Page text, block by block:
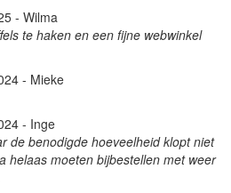
- Wilma
te haken en een fijne webwinkel
- Mieke
- Inge
de benodigde hoeveelheid klopt niet
helaas moeten bijbestellen met weer